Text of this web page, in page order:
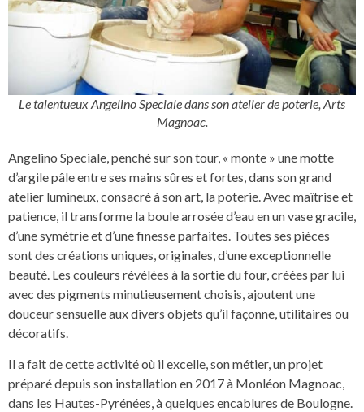
Le talentueux Angelino Speciale dans son atelier de poterie, Arts
Magnoac.
Angelino Speciale, penché sur son tour, « monte » une motte
d’argile pâle entre ses mains sûres et fortes, dans son grand
atelier lumineux, consacré à son art, la poterie. Avec maîtrise et
patience, il transforme la boule arrosée d’eau en un vase gracile,
d’une symétrie et d’une finesse parfaites. Toutes ses pièces
sont des créations uniques, originales, d’une exceptionnelle
beauté. Les couleurs révélées à la sortie du four, créées par lui
avec des pigments minutieusement choisis, ajoutent une
douceur sensuelle aux divers objets qu’il façonne, utilitaires ou
décoratifs.
Il a fait de cette activité où il excelle, son métier, un projet
préparé depuis son installation en 2017 à Monléon Magnoac,
dans les Hautes-Pyrénées, à quelques encablures de Boulogne.